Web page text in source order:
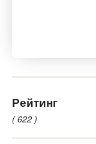
Рейтинг
( 622 )